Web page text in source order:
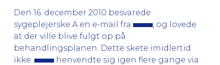
Den 16. december 2010 besvarede
sygeplejerske A en e-mail fra
, og lovede
at der ville blive fulgt op på
behandlingsplanen. Dette skete imidlertid
ikke.
henvendte sig igen flere gange via